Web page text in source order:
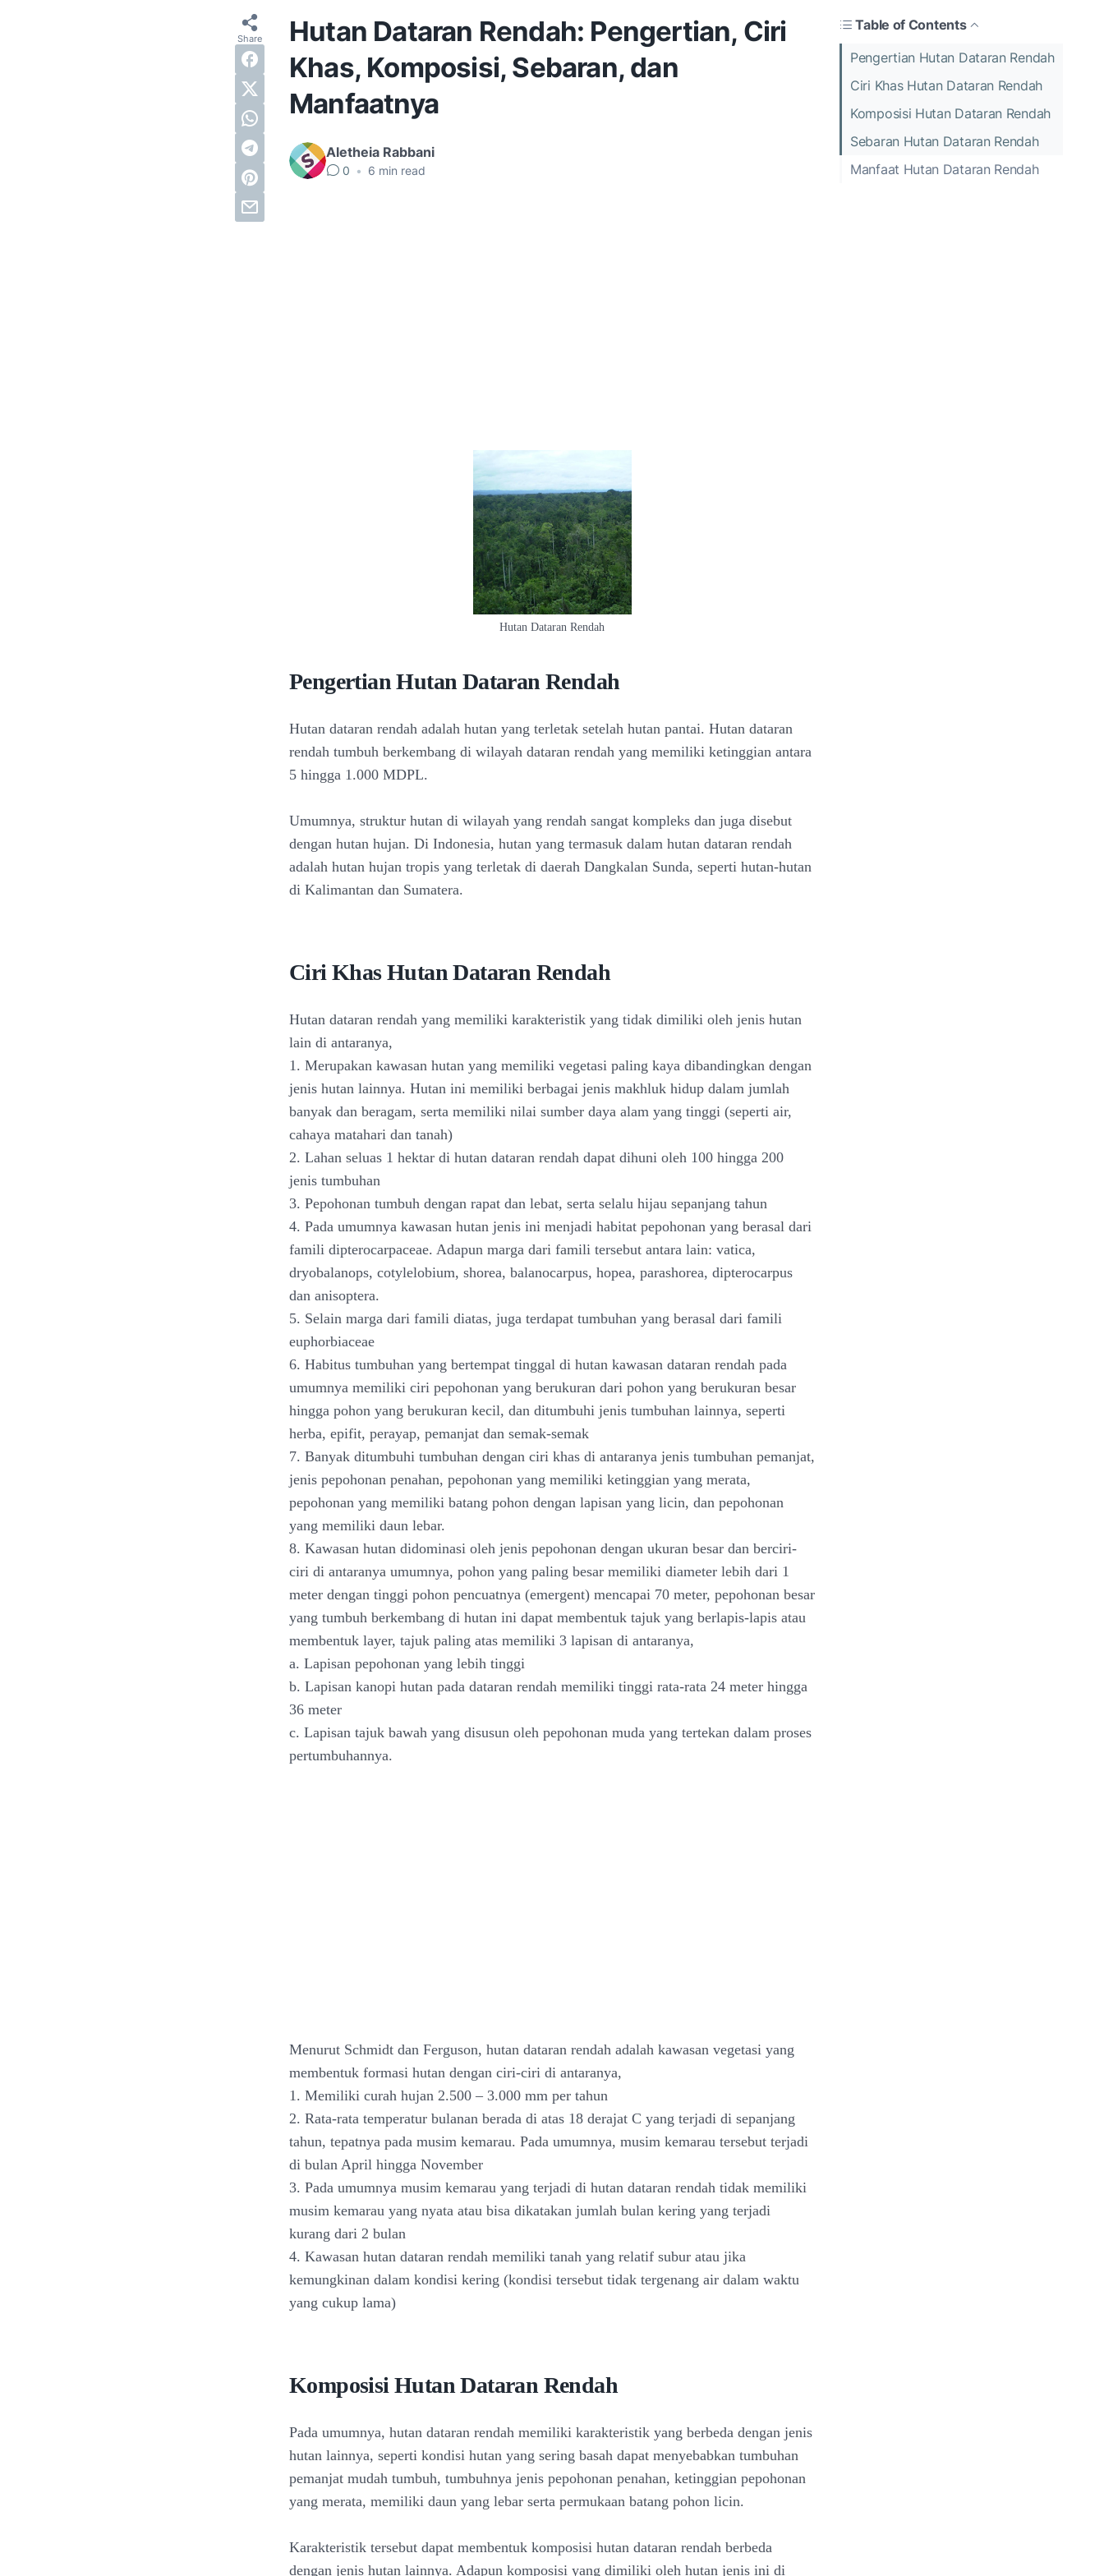
Hutan Dataran Rendah: Pengertian, Ciri
Khas, Komposisi, Sebaran, dan
Manfaatnya
Aletheia Rabbani
0 • 6 min read
Table of Contents
Pengertian Hutan Dataran Rendah
Ciri Khas Hutan Dataran Rendah
Komposisi Hutan Dataran Rendah
Sebaran Hutan Dataran Rendah
Manfaat Hutan Dataran Rendah
Hutan Dataran Rendah
Pengertian Hutan Dataran Rendah
Hutan dataran rendah adalah hutan yang terletak setelah hutan pantai. Hutan dataran
rendah tumbuh berkembang di wilayah dataran rendah yang memiliki ketinggian antara
5 hingga 1.000 MDPL.
Umumnya, struktur hutan di wilayah yang rendah sangat kompleks dan juga disebut
dengan hutan hujan. Di Indonesia, hutan yang termasuk dalam hutan dataran rendah
adalah hutan hujan tropis yang terletak di daerah Dangkalan Sunda, seperti hutan-hutan
di Kalimantan dan Sumatera.
Ciri Khas Hutan Dataran Rendah
Hutan dataran rendah yang memiliki karakteristik yang tidak dimiliki oleh jenis hutan
lain di antaranya,
1. Merupakan kawasan hutan yang memiliki vegetasi paling kaya dibandingkan dengan
jenis hutan lainnya. Hutan ini memiliki berbagai jenis makhluk hidup dalam jumlah
banyak dan beragam, serta memiliki nilai sumber daya alam yang tinggi (seperti air,
cahaya matahari dan tanah)
2. Lahan seluas 1 hektar di hutan dataran rendah dapat dihuni oleh 100 hingga 200
jenis tumbuhan
3. Pepohonan tumbuh dengan rapat dan lebat, serta selalu hijau sepanjang tahun
4. Pada umumnya kawasan hutan jenis ini menjadi habitat pepohonan yang berasal dari
famili dipterocarpaceae. Adapun marga dari famili tersebut antara lain: vatica,
dryobalanops, cotylelobium, shorea, balanocarpus, hopea, parashorea, dipterocarpus
dan anisoptera.
5. Selain marga dari famili diatas, juga terdapat tumbuhan yang berasal dari famili
euphorbiaceae
6. Habitus tumbuhan yang bertempat tinggal di hutan kawasan dataran rendah pada
umumnya memiliki ciri pepohonan yang berukuran dari pohon yang berukuran besar
hingga pohon yang berukuran kecil, dan ditumbuhi jenis tumbuhan lainnya, seperti
herba, epifit, perayap, pemanjat dan semak-semak
7. Banyak ditumbuhi tumbuhan dengan ciri khas di antaranya jenis tumbuhan pemanjat,
jenis pepohonan penahan, pepohonan yang memiliki ketinggian yang merata,
pepohonan yang memiliki batang pohon dengan lapisan yang licin, dan pepohonan
yang memiliki daun lebar.
8. Kawasan hutan didominasi oleh jenis pepohonan dengan ukuran besar dan berciri-
ciri di antaranya umumnya, pohon yang paling besar memiliki diameter lebih dari 1
meter dengan tinggi pohon pencuatnya (emergent) mencapai 70 meter, pepohonan besar
yang tumbuh berkembang di hutan ini dapat membentuk tajuk yang berlapis-lapis atau
membentuk layer, tajuk paling atas memiliki 3 lapisan di antaranya,
a. Lapisan pepohonan yang lebih tinggi
b. Lapisan kanopi hutan pada dataran rendah memiliki tinggi rata-rata 24 meter hingga
36 meter
c. Lapisan tajuk bawah yang disusun oleh pepohonan muda yang tertekan dalam proses
pertumbuhannya.
Menurut Schmidt dan Ferguson, hutan dataran rendah adalah kawasan vegetasi yang
membentuk formasi hutan dengan ciri-ciri di antaranya,
1. Memiliki curah hujan 2.500 – 3.000 mm per tahun
2. Rata-rata temperatur bulanan berada di atas 18 derajat C yang terjadi di sepanjang
tahun, tepatnya pada musim kemarau. Pada umumnya, musim kemarau tersebut terjadi
di bulan April hingga November
3. Pada umumnya musim kemarau yang terjadi di hutan dataran rendah tidak memiliki
musim kemarau yang nyata atau bisa dikatakan jumlah bulan kering yang terjadi
kurang dari 2 bulan
4. Kawasan hutan dataran rendah memiliki tanah yang relatif subur atau jika
kemungkinan dalam kondisi kering (kondisi tersebut tidak tergenang air dalam waktu
yang cukup lama)
Komposisi Hutan Dataran Rendah
Pada umumnya, hutan dataran rendah memiliki karakteristik yang berbeda dengan jenis
hutan lainnya, seperti kondisi hutan yang sering basah dapat menyebabkan tumbuhan
pemanjat mudah tumbuh, tumbuhnya jenis pepohonan penahan, ketinggian pepohonan
yang merata, memiliki daun yang lebar serta permukaan batang pohon licin.
Karakteristik tersebut dapat membentuk komposisi hutan dataran rendah berbeda
dengan jenis hutan lainnya. Adapun komposisi yang dimiliki oleh hutan jenis ini di